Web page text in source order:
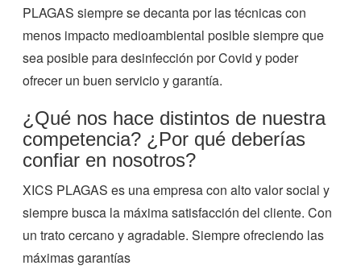
PLAGAS siempre se decanta por las técnicas con
menos impacto medioambiental posible siempre que
sea posible para desinfección por Covid y poder
ofrecer un buen servicio y garantía.
¿Qué nos hace distintos de nuestra
competencia? ¿Por qué deberías
confiar en nosotros?
XICS PLAGAS es una empresa con alto valor social y
siempre busca la máxima satisfacción del cliente. Con
un trato cercano y agradable. Siempre ofreciendo las
máximas garantías